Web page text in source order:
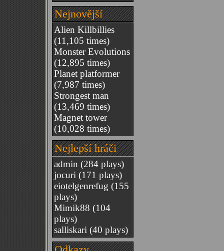
Nejnovější
Alien Killbillies
(11,105 times)
Monster Evolutions
(12,895 times)
Planet platformer
(7,987 times)
Strongest man
(13,469 times)
Magnet tower
(10,028 times)
Nejlepší hráči
admin (284 plays)
jocuri (171 plays)
eiotelgenrefug (155
plays)
Mimik88 (104
plays)
salliskari (40 plays)